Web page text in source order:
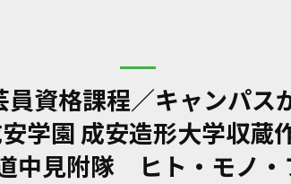
資格課程／キャンパス
学園 成安造形大学収蔵
見附隊 ヒト・モノ・